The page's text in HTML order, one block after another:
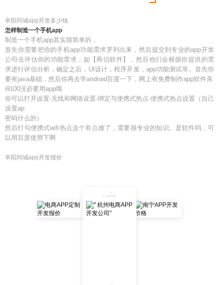
阜阳同城app开发多少钱
怎样制造一个手机app
制造一个手机app其实很简单的，
首先你需要把你的手机app功能需求罗列出来，然后提交到专业的app开发
公司去评估你的功能需求，如【商侣软件】，然后他们会根据你提供的需
求进行评估分析，确定之后，UI设计，程序开发，app功能测试等。首先你
要有java基础，然后你再去学android百度一下，网上有免费制作app软件亲
i9100没必要用app哦
你可以打开设置-无线和网络设置-绑定与便携式热点-便携式热点设置（自己
设置ap
密码什么的）
然后打勾便携式wifi热点这个有点难了，需要很专业的知识。是软件吗，可
以用百度使用下啊
阜阳同城app开发报价